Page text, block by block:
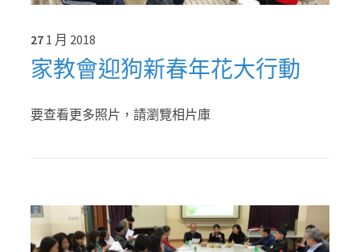
27 1 月 2018
家教會迎狗新春年花大行動
要查看更多照片，請瀏覽相片庫